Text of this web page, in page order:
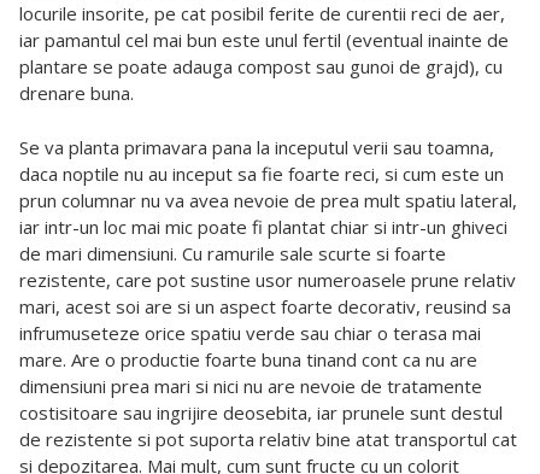
locurile insorite, pe cat posibil ferite de curentii reci de aer,
iar pamantul cel mai bun este unul fertil (eventual inainte de
plantare se poate adauga compost sau gunoi de grajd), cu
drenare buna.
Se va planta primavara pana la inceputul verii sau toamna,
daca noptile nu au inceput sa fie foarte reci, si cum este un
prun columnar nu va avea nevoie de prea mult spatiu lateral,
iar intr-un loc mai mic poate fi plantat chiar si intr-un ghiveci
de mari dimensiuni. Cu ramurile sale scurte si foarte
rezistente, care pot sustine usor numeroasele prune relativ
mari, acest soi are si un aspect foarte decorativ, reusind sa
infrumuseteze orice spatiu verde sau chiar o terasa mai
mare. Are o productie foarte buna tinand cont ca nu are
dimensiuni prea mari si nici nu are nevoie de tratamente
costisitoare sau ingrijire deosebita, iar prunele sunt destul
de rezistente si pot suporta relativ bine atat transportul cat
si depozitarea. Mai mult, cum sunt fructe cu un colorit